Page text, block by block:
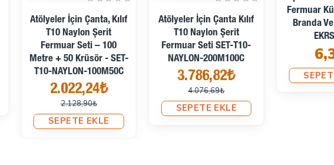
Atölyeler İçin Çanta, Kılıf
T10 Naylon Şerit
Fermuar Seti – 100
Metre + 50 Krüsör - SET-
T10-NAYLON-100M50C
2.022,24₺
2.128,90₺
SEPETE EKLE
Atölyeler İçin Çanta Kılıf
T10 Naylon Şerit
Fermuar Seti SET-T10-
NAYLON-200M100C
3.786,82₺
4.076,69₺
SEPETE EKLE
Fermuar
Branda